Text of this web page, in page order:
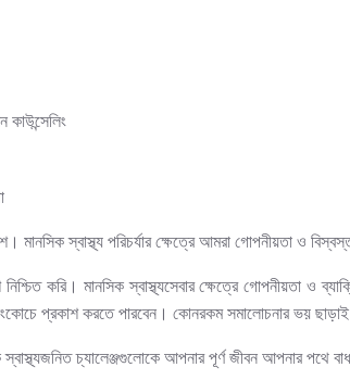
মানসিক স্বাস্থ্য পরিচর্যার ক্ষেত্রে আমরা গোপনীয়তা ও
করি। মানসিক স্বাস্থ্যসেবার ক্ষেত্রে গোপনীয়তা ও
প্রকাশ করতে পারবেন। কোনরকম সমালোচনার ভয়
স্বাস্থ্যজনিত চ্যালেঞ্জগুলোকে আপনার পূর্ণ জীবন আপনার